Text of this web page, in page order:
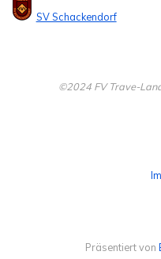
SV Schackendorf
©2024 FV Trave-
Präsentiert von